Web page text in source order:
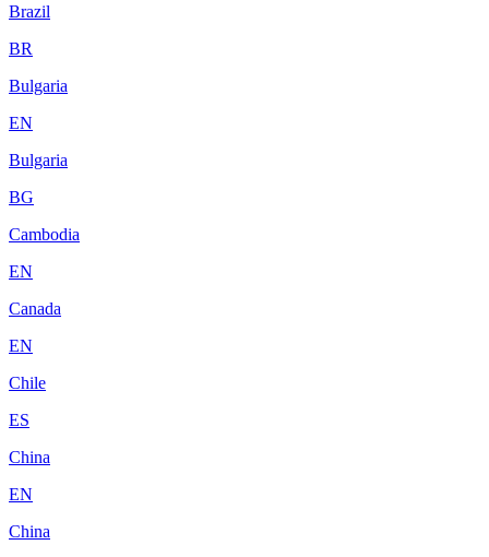
Brazil
BR
Bulgaria
EN
Bulgaria
BG
Cambodia
EN
Canada
EN
Chile
ES
China
EN
China